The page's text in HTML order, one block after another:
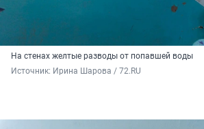
На стенах желтые разводы от попавшей воды
Источник: Ирина Шарова / 72.RU